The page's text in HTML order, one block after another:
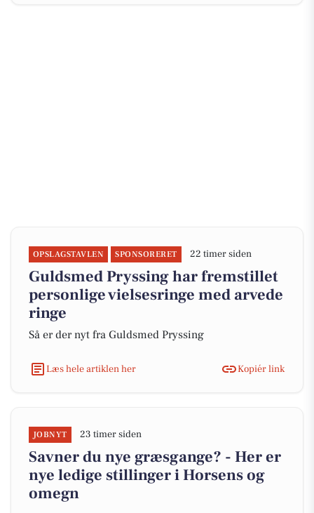
OPSLAGSTAVLEN SPONSORERET 22 timer siden
Guldsmed Pryssing har fremstillet
personlige vielsesringe med arvede
ringe
Så er der nyt fra Guldsmed Pryssing
Læs hele artiklen her Kopiér link
JOBNYT 23 timer siden
Savner du nye græsgange? - Her er
nye ledige stillinger i Horsens og
omegn